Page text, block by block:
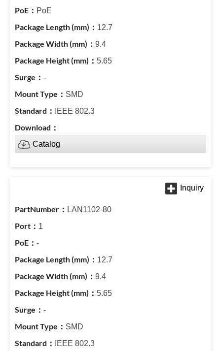
PoE
12.7
9.4
5.65
-
SMD
IEEE 802.3
Catalog
LAN1102-80
1
-
12.7
9.4
5.65
-
SMD
IEEE 802.3